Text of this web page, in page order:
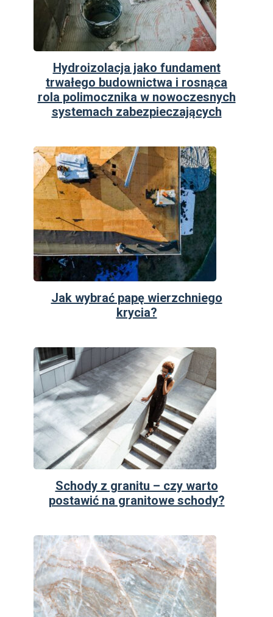
Hydroizolacja jako fundament
trwałego budownictwa i rosnąca
rola polimocznika w nowoczesnych
systemach zabezpieczających
Jak wybrać papę wierzchniego
krycia?
Schody z granitu – czy warto
postawić na granitowe schody?